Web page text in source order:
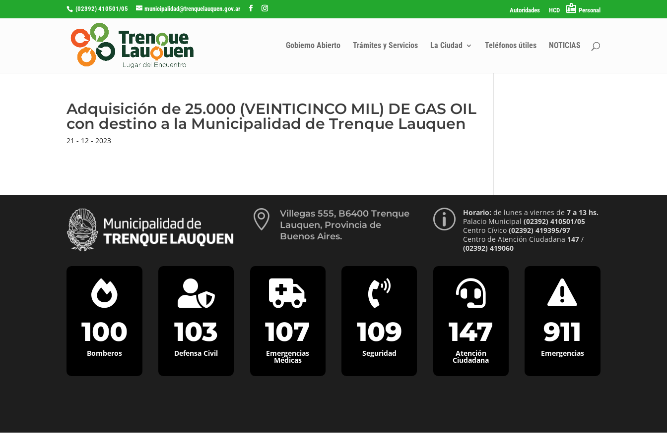
(02392) 410501/05 municipalidad@trenquelauquen.gov.ar Autoridades HCD Personal
Gobierno Abierto Trámites y Servicios La Ciudad Teléfonos útiles NOTICIAS
Adquisición de 25.000 (VEINTICINCO MIL) DE GAS OIL
con destino a la Municipalidad de Trenque Lauquen
21 - 12 - 2023

Villegas 555, B6400 Trenque
Lauquen, Provincia de
Buenos Aires.
p Horario: de lunes a viernes de 7 a 13 hs.
Palacio Municipal (02392) 410501/05
Centro Cívico (02392) 419395/97
Centro de Atención Ciudadana 147/
(02392) 419060

100
Bomberos

103
Defensa Civil

107
Emergencias
Médicas

109
Seguridad

147
Atención
Ciudadana

911
Emergencias